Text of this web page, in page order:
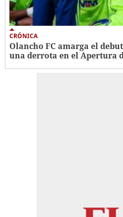
CRÓNICA
Olancho FC amarga el
una derrota en el Apertura